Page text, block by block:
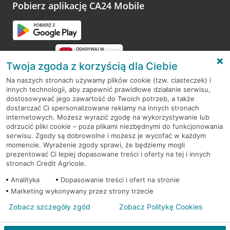
opinie.
Pobierz aplikację CA24 Mobile
RODO
Regulamin serwisu
Mapa serwisu
PolitykaCookies
© 2026 Credit Agricole Bank Polska S.A. Wszelkie prawa zastrzeżone
Twoja zgoda z korzyścią dla Ciebie
Na naszych stronach używamy plików cookie (tzw. ciasteczek) i
innych technologii, aby zapewnić prawidłowe działanie serwisu,
dostosowywać jego zawartość do Twoich potrzeb, a także
dostarczać Ci spersonalizowane reklamy na innych stronach
internetowych. Możesz wyrazić zgodę na wykorzystywanie lub
odrzucić pliki cookie – poza plikami niezbędnymi do funkcjonowania
serwisu. Zgody są dobrowolne i możesz je wycofać w każdym
momencie. Wyrażenie zgody sprawi, że będziemy mogli
prezentować Ci lepiej dopasowane treści i oferty na tej i innych
stronach Credit Agricole.
Analityka
Dopasowanie treści i ofert na stronie
Marketing wykonywany przez strony trzecie
Zobacz szczegóły zgód Zobacz Politykę Cookies